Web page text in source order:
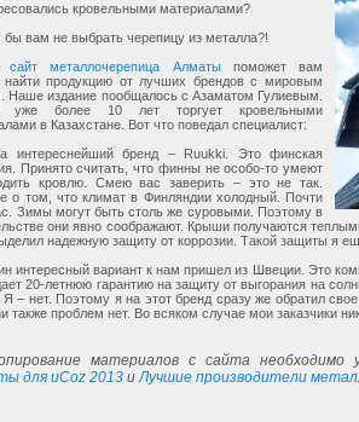
кровельными материалами?
вам не выбрать черепицу из металла?!
сайт металлочерепица Алматыпоможет вам
найти продукцию от лучших брендов с мировым
Наше издание пообщалось с Азаматом Гулиевым.
уже более 10 лет торгует кровельными
в Казахстане. Вот что поведал специалист:
интереснейший бренд – Ruukki. Это финская
Принято считать, что финны не особо-то умеют
кровлю. Смею вас заверить – это не так.
о том, что климат в Финляндии холодный. Почти
Зимы могут быть столь же суровыми. Поэтому в
они явно соображают. Крыши получаются
надежную защиту от коррозии. Такой защиты я
интересный вариант к нам пришел из Швеции. Это
20-летнюю гарантию на защиту от выгорания на
Я – нет. Поэтому я на этот бренд сразу же обратил
также проблем нет. Во всяком случае мои заказчики
материалов с сайта необходимо
для uCoz 2013 иЛучшие производители